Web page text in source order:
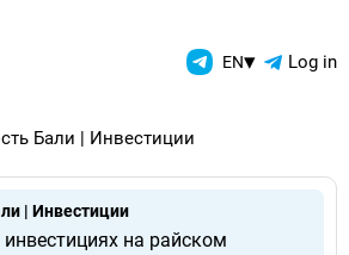
— EN▾ Log in
Бали | Инвестиции
| Инвестиции
на райском